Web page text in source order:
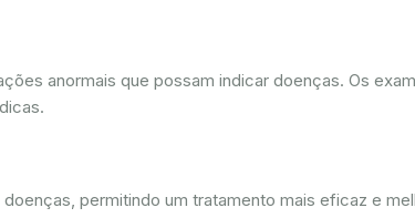
anormais que possam indicar doenças. Os
permitindo um tratamento mais eficaz e